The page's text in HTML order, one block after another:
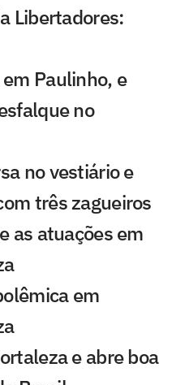
Libertadores:
Paulinho, e
no
no vestiário e
três zagueiros
as atuações em
em
e abre boa